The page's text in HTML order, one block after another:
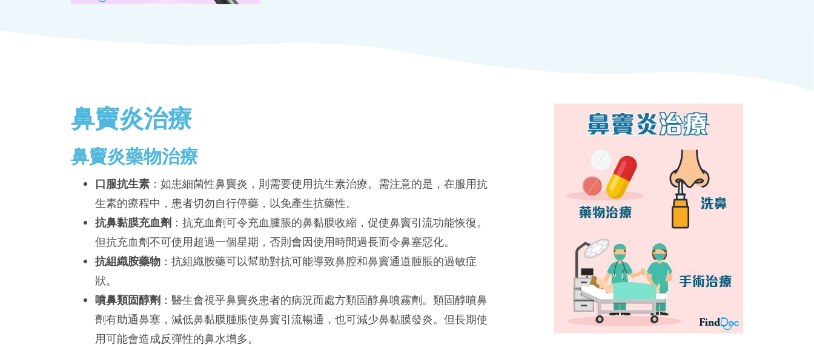
鼻竇炎治療
鼻竇炎藥物治療
口服抗生素 ：如患細菌性鼻竇炎，則需要使用抗生素治療。需注意的是，在服用抗
生素的療程中，患者切勿自行停藥，以免產生抗藥性。
抗鼻黏膜充血劑 ：抗充血劑可令充血腫脹的鼻黏膜收縮，促使鼻竇引流功能恢復。
但抗充血劑不可使用超過一個星期，否則會因使用時間過長而令鼻塞惡化。
抗組織胺藥物 ：抗組織胺藥可以幫助對抗可能導致鼻腔和鼻竇通道腫脹的過敏症
狀。
噴鼻類固醇劑 ：醫生會視乎鼻竇炎患者的病況而處方類固醇鼻噴霧劑。類固醇噴鼻
劑有助通鼻塞，減低鼻黏膜腫脹使鼻竇引流暢通，也可減少鼻黏膜發炎。但長期使
用可能會造成反彈性的鼻水增多。